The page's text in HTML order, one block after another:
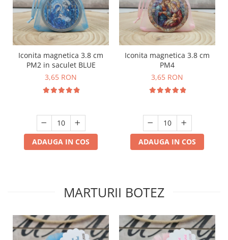
Iconita magnetica 3.8 cm
PM2 in saculet BLUE
3,65 RON
ADAUGA IN COS
Iconita magnetica 3.8 cm
PM4
3,65 RON
ADAUGA IN COS
MARTURII BOTEZ